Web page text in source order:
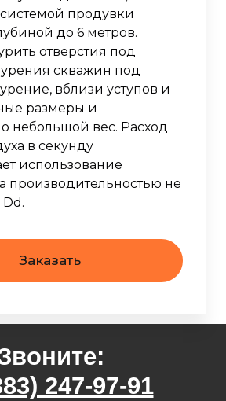
продувки
до 6 метров.
отверстия под
скважин под
вблизи уступов и
размеры и
небольшой вес. Расход
в секунду
использование
производительностью не
Заказать
247-97-91